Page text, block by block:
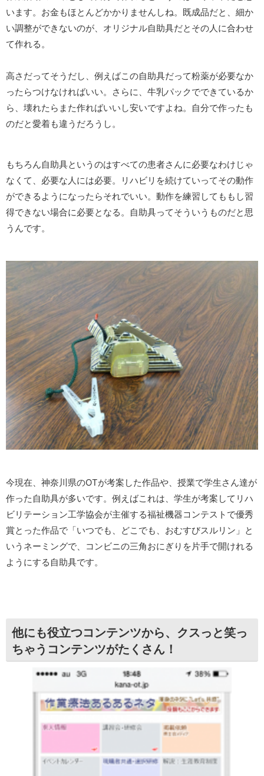
います。お金もほとんどかかりませんしね。既成品だと、細か
い調整ができないのが、オリジナル自助具だとその人に合わせ
て作れる。
高さだってそうだし、例えばこの自助具だって粉薬が必要なか
ったらつけなければいい。さらに、牛乳パックでできているか
ら、壊れたらまた作ればいいし安いですよね。自分で作ったも
のだと愛着も違うだろうし。
もちろん自助具というのはすべての患者さんに必要なわけじゃ
なくて、必要な人には必要。リハビリを続けていってその動作
ができるようになったらそれでいい。動作を練習してももし習
得できない場合に必要となる。自助具ってそういうものだと思
うんです。
今現在、神奈川県のOTが考案した作品や、授業で学生さん達が
作った自助具が多いです。例えばこれは、学生が考案してリハ
ビリテーション工学協会が主催する福祉機器コンテストで優秀
賞とった作品で「いつでも、どこでも、おむすびスルリン」と
いうネーミングで、コンビニの三角おにぎりを片手で開けれる
ようにする自助具です。
他にも役立つコンテンツから、クスっと笑っ
ちゃうコンテンツがたくさん！